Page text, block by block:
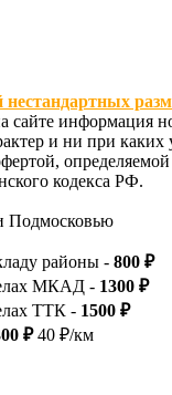
нестандартных
сайте информация
и ни при каких
кодекса РФ.
Подмосковью
районы - 800 ₽
МКАД - 1300 ₽
ТТК - 1500 ₽
₽40 ₽/км